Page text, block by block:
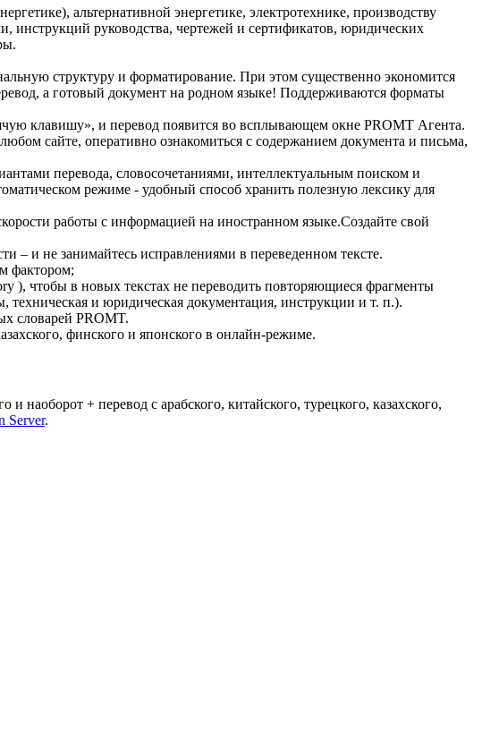
альтернативной энергетике, электротехнике, производству
инструкций руководства, чертежей и сертификатов, юридических
структуру и форматирование. При этом существенно экономится
а готовый документ на родном языке! Поддерживаются форматы
клавишу», и перевод появится во всплывающем окне PROMT Агента.
сайте, оперативно ознакомиться с содержанием документа и письма,
перевода, словосочетаниями, интеллектуальным поиском и
режиме - удобный способ хранить полезную лексику для
работы с информацией на иностранном языке.Создайте свой
– и не занимайтесь исправлениями в переведенном тексте.
фактором;
), чтобы в новых текстах не переводить повторяющиеся фрагменты
и юридическая документация, инструкции и т. п.).
словарей PROMT.
финского и японского в онлайн-режиме.
наоборот + перевод с арабского, китайского, турецкого, казахского,
Server.